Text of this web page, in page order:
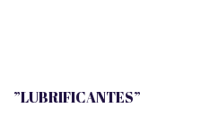
”LUBRIFICANTES”